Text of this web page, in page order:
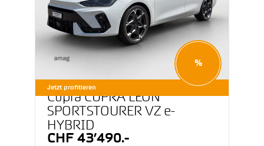
Jetzt profitieren
%
Cupra CUPRA LEON
SPORTSTOURER VZ e-
HYBRID
CHF 43’490.-